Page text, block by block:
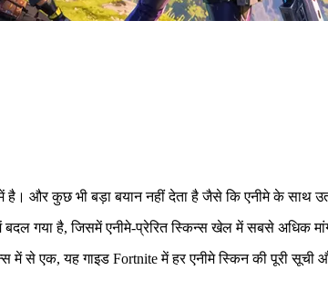
है। और कुछ भी बड़ा बयान नहीं देता है जैसे कि एनीमे के साथ
गया है, जिसमें एनीमे-प्रेरित स्किन्स खेल में सबसे अधिक
से एक, यह गाइड Fortnite में हर एनीमे स्किन की पूरी सूची